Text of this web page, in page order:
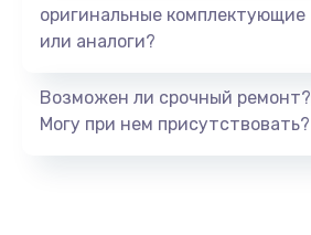
оригинальные комплектующие
или аналоги?
Возможен ли срочный ремонт?
Могу при нем присутствовать?